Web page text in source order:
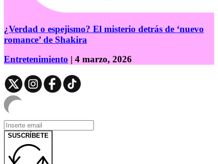
¿Verdad o espejismo? El misterio detrás de ‘nuevo
romance’ de Shakira
Entretenimiento | 4 marzo, 2026
SUSCRÍBETE